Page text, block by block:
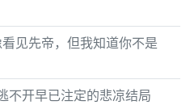
见先帝，但我知道你不是
不开早已注定的悲凉结局